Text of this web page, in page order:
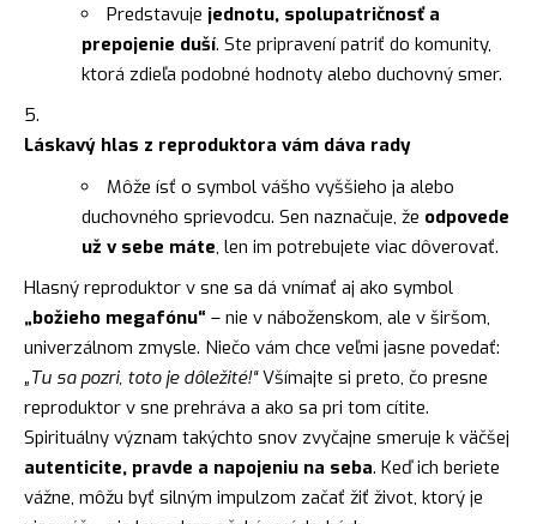
Predstavuje jednotu, spolupatričnosť a
prepojenie duší. Ste pripravení patriť do komunity,
ktorá zdieľa podobné hodnoty alebo duchovný smer.
Láskavý hlas z reproduktora vám dáva rady
Môže ísť o symbol vášho vyššieho ja alebo
duchovného sprievodcu. Sen naznačuje, že odpovede
už v sebe máte, len im potrebujete viac dôverovať.
Hlasný reproduktor v sne sa dá vnímať aj ako symbol
„božieho megafónu“ – nie v náboženskom, ale v širšom,
univerzálnom zmysle. Niečo vám chce veľmi jasne povedať:
„Tu sa pozri, toto je dôležité!“Všímajte si preto, čo presne
reproduktor v sne prehráva a ako sa pri tom cítite.
Spirituálny význam takýchto snov zvyčajne smeruje k väčšej
autenticite, pravde a napojeniu na seba. Keď ich beriete
vážne, môžu byť silným impulzom začať žiť život, ktorý je